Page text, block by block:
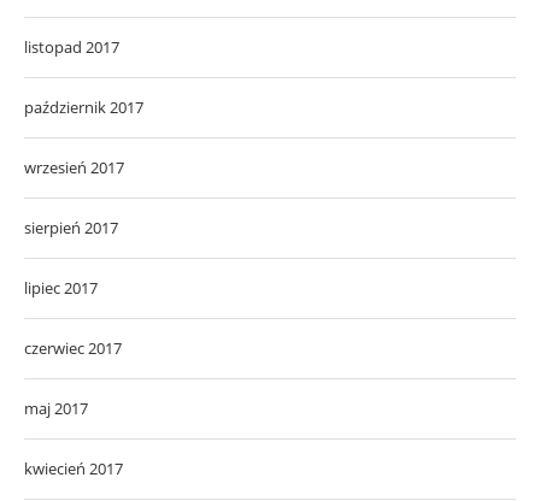
listopad 2017
październik 2017
wrzesień 2017
sierpień 2017
lipiec 2017
czerwiec 2017
maj 2017
kwiecień 2017